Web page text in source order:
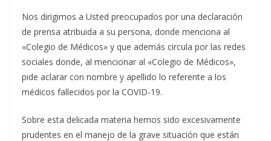
Nos dirigimos a Usted preocupados por una declaración
de prensa atribuida a su persona, donde menciona al
«Colegio de Médicos» y que además circula por las redes
sociales donde, al mencionar al «Colegio de Médicos»,
pide aclarar con nombre y apellido lo referente a los
médicos fallecidos por la COVID-19.
Sobre esta delicada materia hemos sido excesivamente
prudentes en el manejo de la grave situación que están